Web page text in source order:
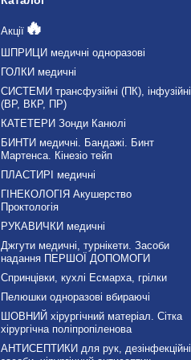
Акції🔥
ШПРИЦИ медичні одноразові
ГОЛКИ медичні
СИСТЕМИ трансфузійні (ПК), інфузійні
(ВР, ВКР, ПР)
КАТЕТЕРИ Зонди Канюлі
БИНТИ медичні. Бандажі. Бинт
Мартенса. Кінезіо тейп
ПЛАСТИРІ медичні
ГІНЕКОЛОГІЯ Акушерство
Проктологія
РУКАВИЧКИ медичні
Джгути медичні, турнікети. Засоби
надання ПЕРШОЇ ДОПОМОГИ
Спринцівки, кухлі Есмарха, грілки
Пелюшки одноразові вбираючі
ШОВНИЙ хірургічний матеріал. Сітка
хірургічна поліпропіленова
АНТИСЕПТИКИ для рук, дезінфекційні